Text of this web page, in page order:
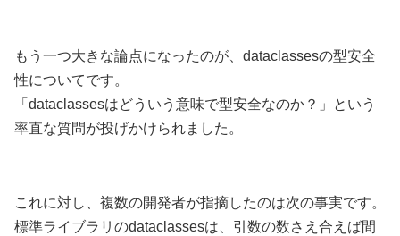
もう一つ大きな論点になったのが、dataclassesの型安全
性についてです。
「dataclassesはどういう意味で型安全なのか？」という
率直な質問が投げかけられました。
これに対し、複数の開発者が指摘したのは次の事実です。
標準ライブラリのdataclassesは、引数の数さえ合えば間